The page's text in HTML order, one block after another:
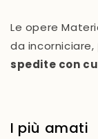
Le opere
da incorniciare,
spedite con
I più amati